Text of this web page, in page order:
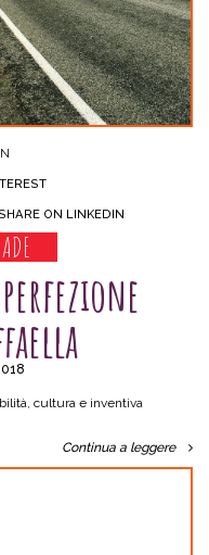
cultura e inventiva
Continua a leggere